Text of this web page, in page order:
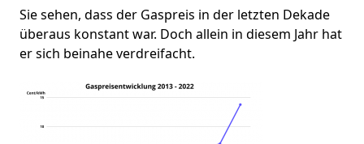
Sie sehen, dass der Gaspreis in der letzten Dekade
überaus konstant war. Doch allein in diesem Jahr hat
er sich beinahe verdreifacht.